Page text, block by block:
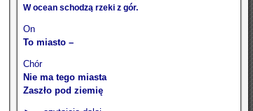
W ocean schodzą rzeki z gór.
On
To miasto –
Chór
Nie ma tego miasta
Zaszło pod ziemię